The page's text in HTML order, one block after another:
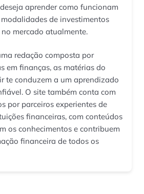
aprender como funcionam
de investimentos
mercado atualmente.
redação composta por
em finanças, as matérias do
te conduzem a um aprendizado
O site também conta com
por parceiros experientes de
financeiras, com conteúdos
os conhecimentos e contribuem
financeira de todos os